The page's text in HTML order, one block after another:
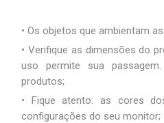
• Os objetos que ambientam
• Verifique as dimensões do
uso permite sua
produtos;
• Fique atento: as cores
configurações do seu monitor;